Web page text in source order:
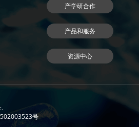
产学研合作
产品和服务
资源中心
号